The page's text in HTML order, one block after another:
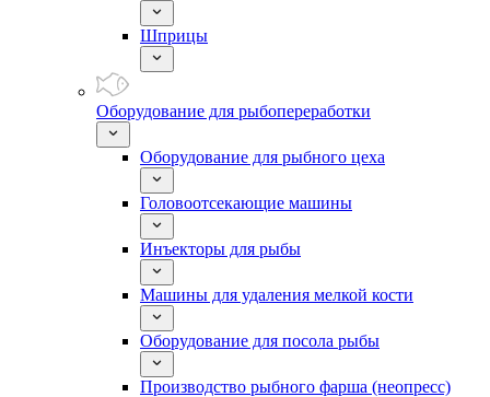
Шприцы
Оборудование для рыбопереработки
Оборудование для рыбного цеха
Головоотсекающие машины
Инъекторы для рыбы
Машины для удаления мелкой кости
Оборудование для посола рыбы
Производство рыбного фарша (неопресс)